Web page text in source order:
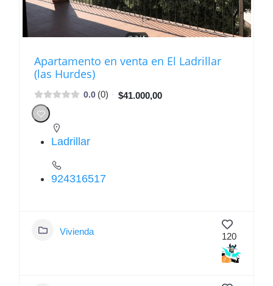
Apartamento en venta en El Ladrillar
(las Hurdes)
0.0 (0) $41.000,00
Ladrillar
924316517
Vivienda 120